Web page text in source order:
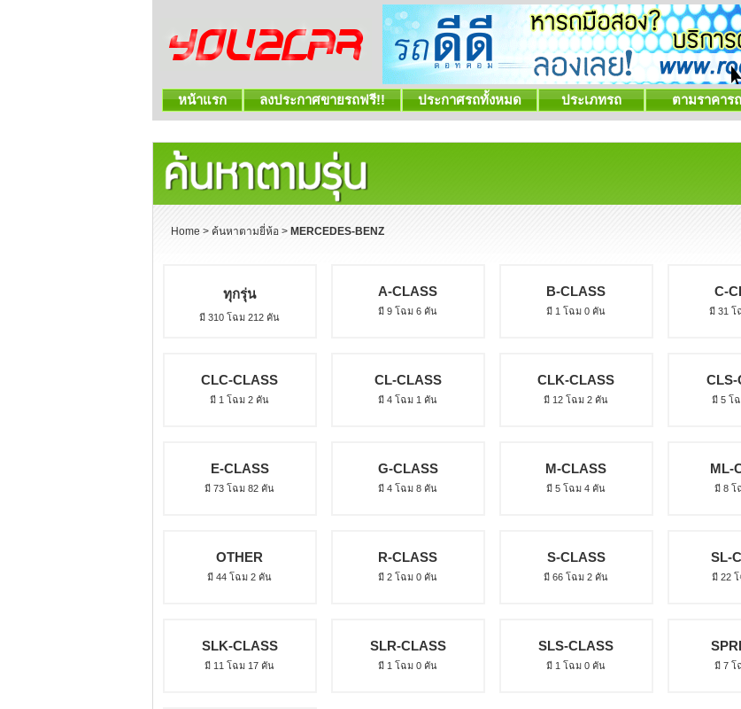
หน้าแรก ลงประกาศขายรถฟรี!! ประกาศรถทั้งหมด ประเภทรถ ตามราคา
Home > ค้นหาตามยี่ห้อ > MERCEDES-BENZ
ทุกรุ่น
มี 310 โฉม 212 คัน
A-CLASS
มี 9 โฉม 6 คัน
B-CLASS
มี 1 โฉม 0 คัน
C-
มี 31 โ
CLC-CLASS
มี 1 โฉม 2 คัน
CL-CLASS
มี 4 โฉม 1 คัน
CLK-CLASS
มี 12 โฉม 2 คัน
CLS-
มี 5 โ
E-CLASS
มี 73 โฉม 82 คัน
G-CLASS
มี 4 โฉม 8 คัน
M-CLASS
มี 5 โฉม 4 คัน
ML-
มี 8 โ
OTHER
มี 44 โฉม 2 คัน
R-CLASS
มี 2 โฉม 0 คัน
S-CLASS
มี 66 โฉม 2 คัน
SL-
มี 22
SLK-CLASS
มี 11 โฉม 17 คัน
SLR-CLASS
มี 1 โฉม 0 คัน
SLS-CLASS
มี 1 โฉม 0 คัน มี 7 โ